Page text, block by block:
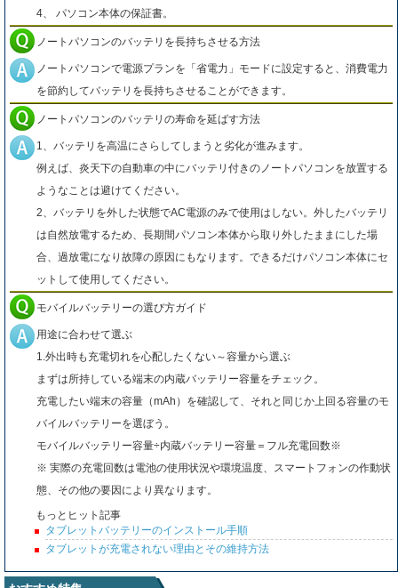
4、 パソコン本体の保証書。
ノートパソコンのバッテリを長持ちさせる方法
ノートパソコンで電源プランを「省電力」モードに設定すると、消費電力
を節約してバッテリを長持ちさせることができます。
ノートパソコンのバッテリの寿命を延ばす方法
1、バッテリを高温にさらしてしまうと劣化が進みます。
例えば、炎天下の自動車の中にバッテリ付きのノートパソコンを放置する
ようなことは避けてください。
2、バッテリを外した状態でAC電源のみで使用はしない。外したバッテリ
は自然放電するため、長期間パソコン本体から取り外したままにした場
合、過放電になり故障の原因にもなります。できるだけパソコン本体にセ
ットして使用してください。
モバイルバッテリーの選び方ガイド
用途に合わせて選ぶ
1.外出時も充電切れを心配したくない～容量から選ぶ
まずは所持している端末の内蔵バッテリー容量をチェック。
充電したい端末の容量（mAh）を確認して、それと同じか上回る容量のモ
バイルバッテリーを選ぼう。
モバイルバッテリー容量÷内蔵バッテリー容量＝フル充電回数※
※ 実際の充電回数は電池の使用状況や環境温度、スマートフォンの作動状
態、その他の要因により異なります。
もっとヒット記事
タブレットバッテリーのインストール手順
タブレットが充電されない理由とその維持方法